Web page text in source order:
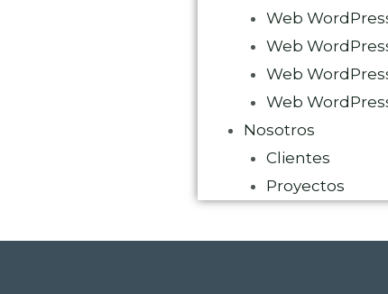
Web
Web
Web
Web
Nosotros
Clientes
Proyectos